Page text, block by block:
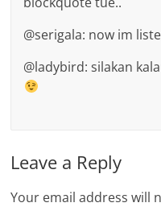
@serigala: now im
@ladybird: silakan
Leave a Reply
Your email address will